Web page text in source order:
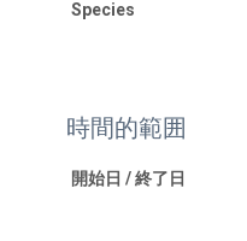
Species
時間的範囲
開始日 / 終了日